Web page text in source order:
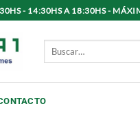
- 14:30HS A 18:30HS -
Buscar